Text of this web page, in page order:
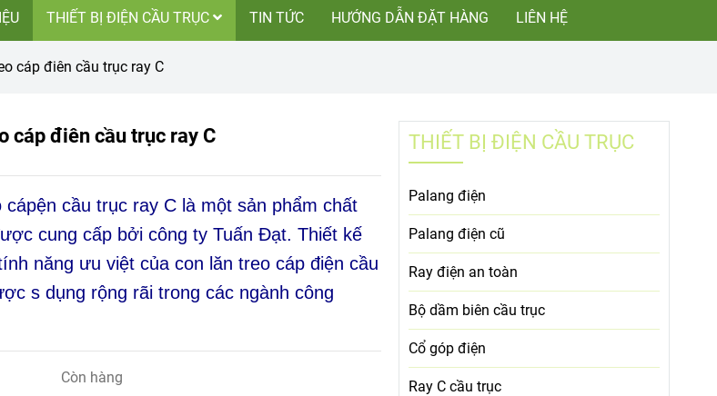
THIẾT BỊ ĐIỆN CẦU TRỤC TIN TỨC HƯỚNG DẪN ĐẶT HÀNG LIÊN HỆ
cáp điên cầu trục ray C
cáp điên cầu trục ray C
cápện cầu trục ray C là một sản phẩm chất
cung cấp bởi công ty Tuấn Đạt. Thiết kế
năng ưu việt của con lăn treo cáp điện cầu
s dụng rộng rãi trong các ngành công
Còn hàng
THIẾT BỊ ĐIỆN CẦU TRỤC
Palang điện
Palang điện cũ
Ray điện an toàn
Bộ dầm biên cầu trục
Cổ góp điện
Ray C cầu trục